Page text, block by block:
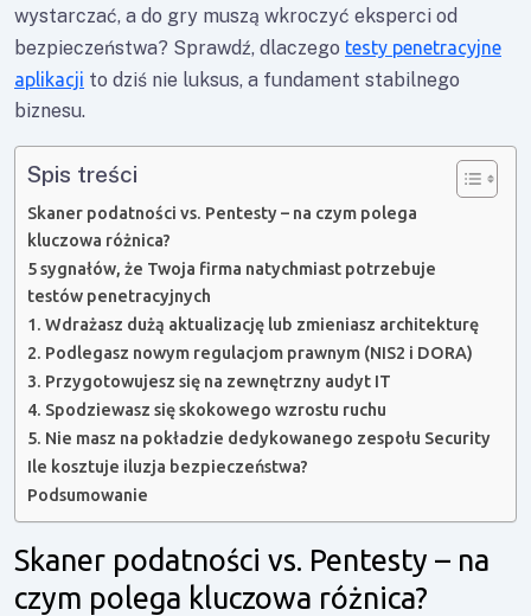
wystarczać, a do gry muszą wkroczyć eksperci od
bezpieczeństwa? Sprawdź, dlaczego testy penetracyjne
aplikacji to dziś nie luksus, a fundament stabilnego
biznesu.
Spis treści
Skaner podatności vs. Pentesty – na czym polega
kluczowa różnica?
5 sygnałów, że Twoja firma natychmiast potrzebuje
testów penetracyjnych
1. Wdrażasz dużą aktualizację lub zmieniasz architekturę
2. Podlegasz nowym regulacjom prawnym (NIS2 i DORA)
3. Przygotowujesz się na zewnętrzny audyt IT
4. Spodziewasz się skokowego wzrostu ruchu
5. Nie masz na pokładzie dedykowanego zespołu Security
Ile kosztuje iluzja bezpieczeństwa?
Podsumowanie
Skaner podatności vs. Pentesty – na
czym polega kluczowa różnica?